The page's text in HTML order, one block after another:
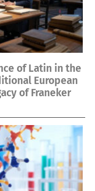
of Latin in the
European
of Franeker